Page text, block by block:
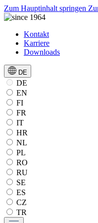
Zum Hauptinhalt springen
Kontakt
Karriere
Downloads
DE
DE
EN
FI
FR
IT
HR
NL
PL
RO
RU
SE
ES
CZ
TR